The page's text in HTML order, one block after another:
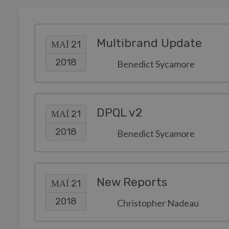
ΜΑΪ́ 21
2018
Multibrand Update
Benedict Sycamore
ΜΑΪ́ 21
2018
DPQL v2
Benedict Sycamore
ΜΑΪ́ 21
2018
New Reports
Christopher Nadeau